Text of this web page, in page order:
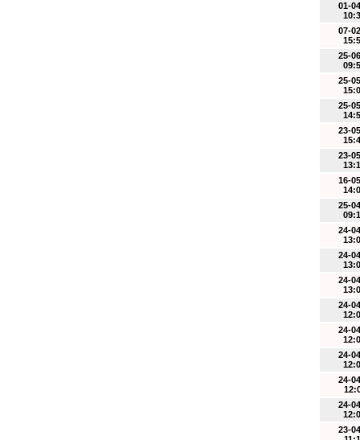
01-
07-
25-
25-
25-
23-
23-
16-
25-
24-
24-
24-
24-
24-
24-
24-
24-
23-